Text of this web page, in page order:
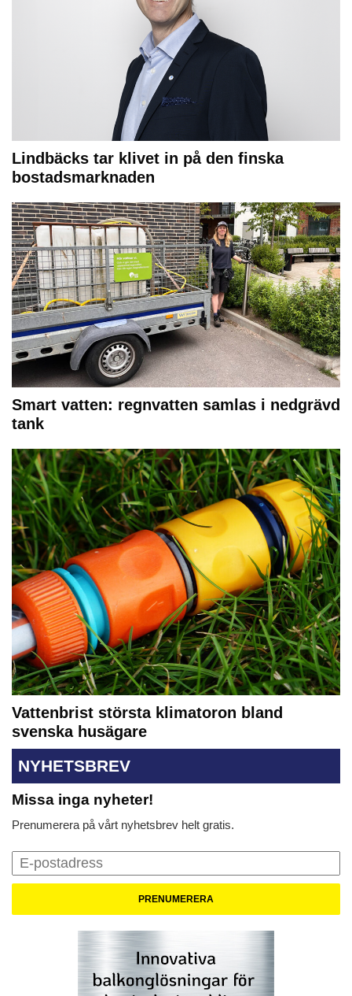
Lindbäcks tar klivet in på den finska
bostadsmarknaden
Smart vatten: regnvatten samlas i nedgrävd
tank
Vattenbrist största klimatoron bland
svenska husägare
NYHETSBREV
Missa inga nyheter!
Prenumerera på vårt nyhetsbrev helt gratis.